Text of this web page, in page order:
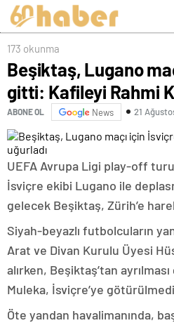
173 okunma
Beşiktaş, Lugano
gitti: Kafileyi Rahmi
ABONE OL News 21
UEFA Avrupa Ligi play-off turu
İsviçre ekibi Lugano ile
gelecek Beşiktaş, Zürih’e
Siyah-beyazlı futbolcuların
Arat ve Divan Kurulu Üyesi
alırken, Beşiktaş’tan
Muleka, İsviçre’ye götürülmedi.
Öte yandan havalimanında,